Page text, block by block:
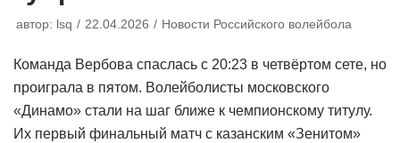
автор: lsq 22.04.2026 Новости Российского волейбола
Команда Вербова спаслась с 20:23 в четвёртом сете, но
проиграла в пятом. Волейболисты московского
«Динамо» стали на шаг ближе к чемпионскому титулу.
Их первый финальный матч с казанским «Зенитом»